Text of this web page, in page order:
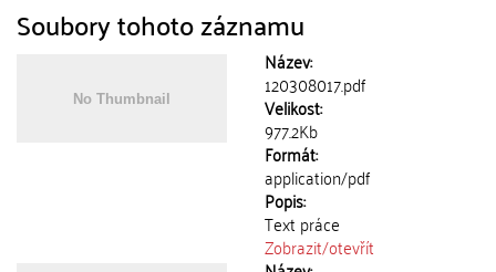
Soubory tohoto záznamu
Název:
120308017.pdf
Velikost:
977.2Kb
Formát:
application/pdf
Popis:
Text práce
Zobrazit/otevřít